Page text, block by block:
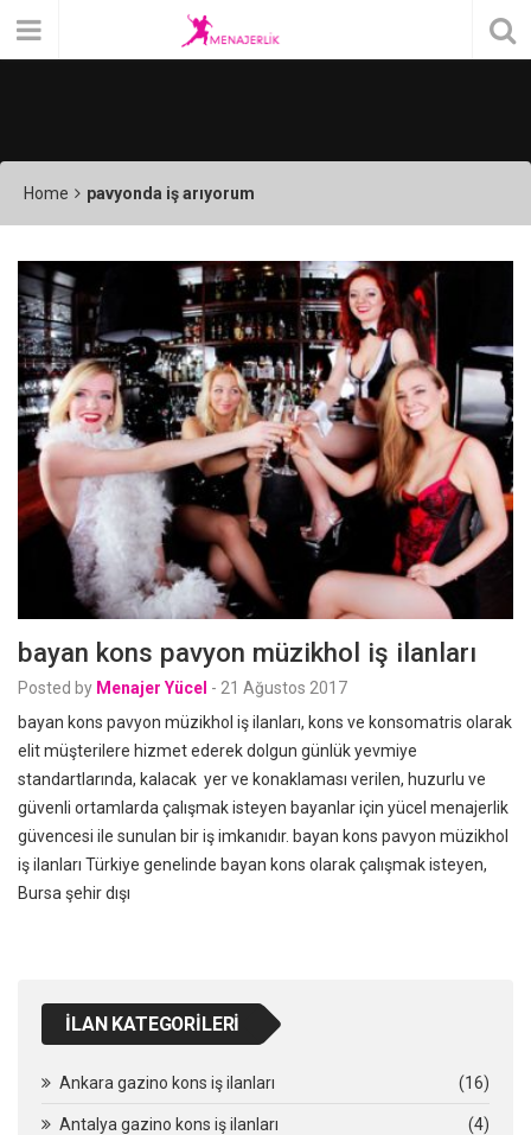
Home pavyonda iş arıyorum
bayan kons pavyon müzikhol iş ilanları
Posted by Menajer Yücel - 21 Ağustos 2017
bayan kons pavyon müzikhol iş ilanları, kons ve konsomatris olarak
elit müşterilere hizmet ederek dolgun günlük yevmiye
standartlarında, kalacak yer ve konaklaması verilen, huzurlu ve
güvenli ortamlarda çalışmak isteyen bayanlar için yücel menajerlik
güvencesi ile sunulan bir iş imkanıdır. bayan kons pavyon müzikhol
iş ilanları Türkiye genelinde bayan kons olarak çalışmak isteyen,
Bursa şehir dışı
İLAN KATEGORILERI
Ankara gazino kons iş ilanları (16)
Antalya gazino kons iş ilanları (4)